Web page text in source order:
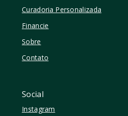
Curadoria Personalizada
Financie
Sobre
Contato
Social
Instagram